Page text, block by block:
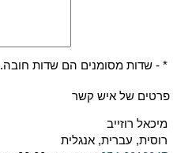
* - שדות מסומנים הם שדות חובה.
פרטים של איש קשר
מיכאל רוזייב
רוסית, עברית, אנגלית